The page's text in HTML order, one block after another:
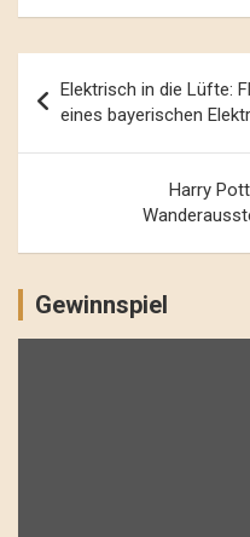
Navigation
Elektrisch in die Lüfte:
eines bayerischen
Harry
Gewinnspiel